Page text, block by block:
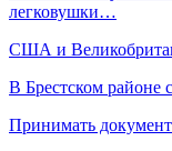
легковушки…
США и
В Брестском районе
Принимать